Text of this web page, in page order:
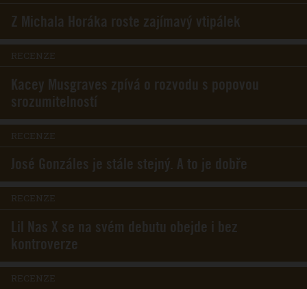
Z Michala Horáka roste zajímavý vtipálek
RECENZE
Kacey Musgraves zpívá o rozvodu s popovou
srozumitelností
RECENZE
José Gonzáles je stále stejný. A to je dobře
RECENZE
Lil Nas X se na svém debutu obejde i bez
kontroverze
RECENZE